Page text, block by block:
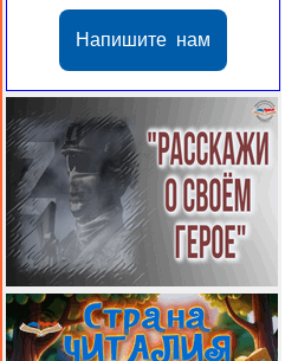
Напишите нам